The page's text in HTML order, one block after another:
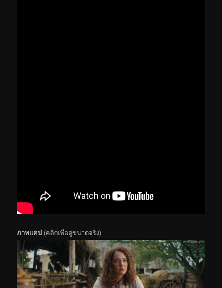
ภาพแคป (คลิกเพื่อดูขนาดจริง)